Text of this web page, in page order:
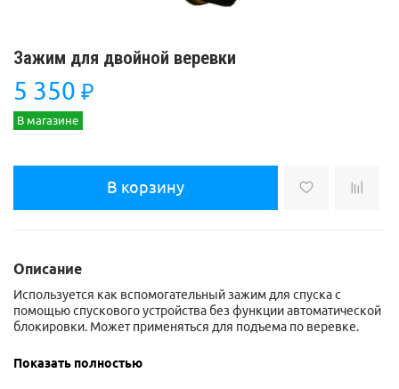
Зажим для двойной веревки
5 350 ₽
В магазине
В корзину
Описание
Используется как вспомогательный зажим для спуска с
помощью спускового устройства без функции автоматической
блокировки. Может применяться для подъема по веревке.
10-11 мм, так и на двойной веревке диаметром 8-11 мм.
Показать полностью